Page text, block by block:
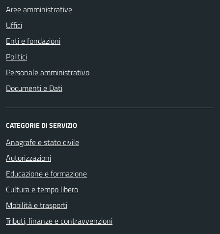
Aree amministrative
Uffici
Enti e fondazioni
Politici
Personale amministrativo
Documenti e Dati
CATEGORIE DI SERVIZIO
Anagrafe e stato civile
Autorizzazioni
Educazione e formazione
Cultura e tempo libero
Mobilità e trasporti
Tributi, finanze e contravvenzioni